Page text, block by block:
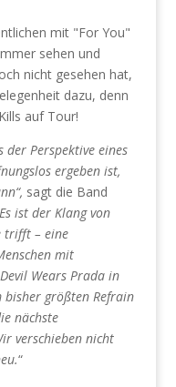
mit "For You"
sehen und
nicht gesehen hat,
dazu, denn
auf Tour!
der Perspektive eines
ergeben ist,
sagt die Band
ist der Klang von
trifft – eine
mit
Wears Prada in
größten Refrain
nächste
verschieben nicht
“